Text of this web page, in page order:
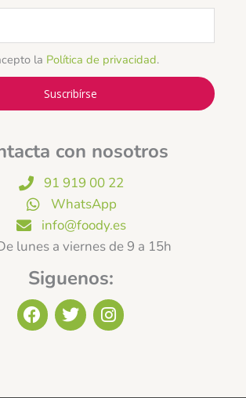
la Política de privacidad.
Suscribírse
con nosotros
91 919 00 22
WhatsApp
info@foody.es
lunes a viernes de 9 a 15h
Siguenos:
F
a
T
w
I
n